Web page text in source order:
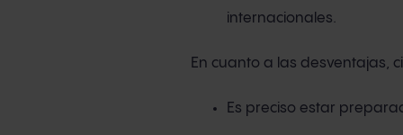
internacionales.
En cuanto a las desventajas,
Es preciso estar